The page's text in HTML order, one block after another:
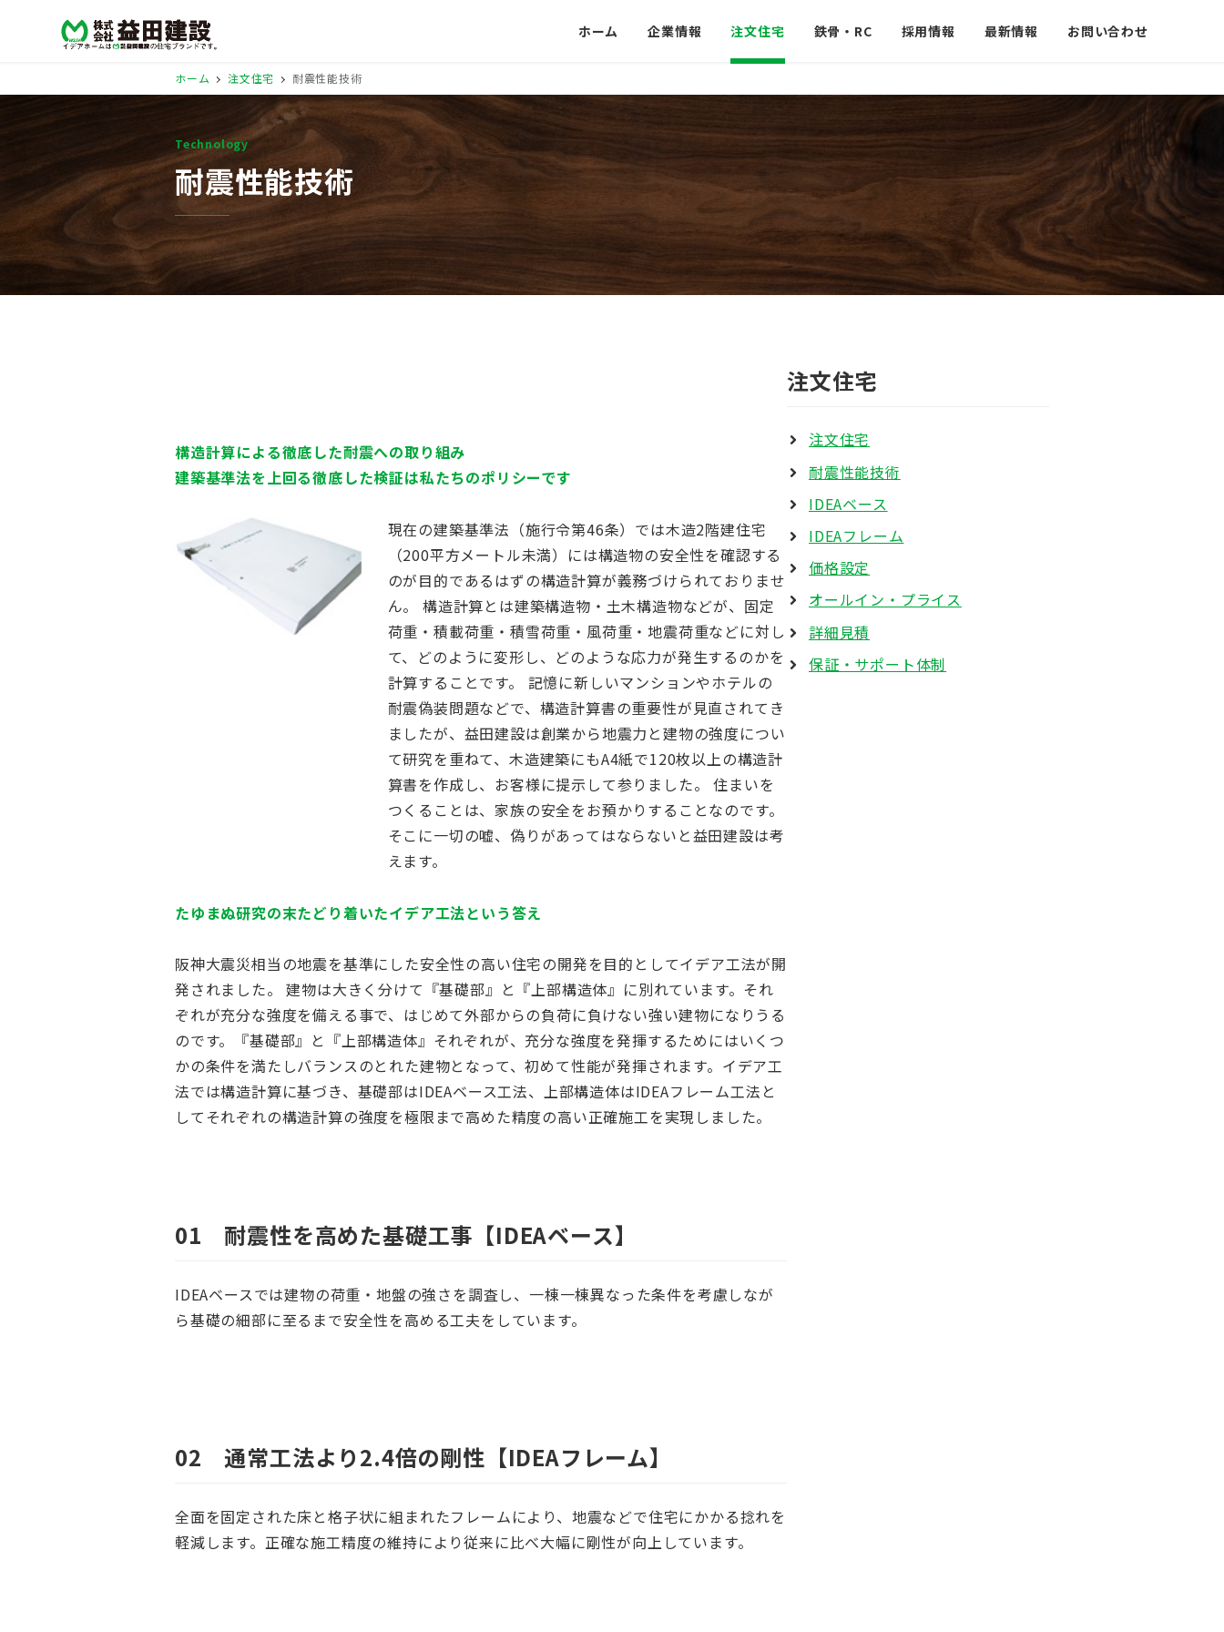
ホーム 企業情報 注文住宅 鉄骨・RC 採用情報 最新情報 お問い合わせ
ホーム 注文住宅 耐震性能技術
Technology
耐震性能技術
構造計算による徹底した耐震への取り組み
建築基準法を上回る徹底した検証は私たちのポリシーです
現在の建築基準法（施行令第46条）では木造2階建住宅
（200平方メートル未満）には構造物の安全性を確認する
のが目的であるはずの構造計算が義務づけられておりませ
ん。 構造計算とは建築構造物・土木構造物などが、固定
荷重・積載荷重・積雪荷重・風荷重・地震荷重などに対し
て、どのように変形し、どのような応力が発生するのかを
計算することです。 記憶に新しいマンションやホテルの
耐震偽装問題などで、構造計算書の重要性が見直されてき
ましたが、益田建設は創業から地震力と建物の強度につい
て研究を重ねて、木造建築にもA4紙で120枚以上の構造計
算書を作成し、お客様に提示して参りました。 住まいを
つくることは、家族の安全をお預かりすることなのです。
そこに一切の嘘、偽りがあってはならないと益田建設は考
えます。
たゆまぬ研究の末たどり着いたイデア工法という答え
阪神大震災相当の地震を基準にした安全性の高い住宅の開発を目的としてイデア工法が開
発されました。 建物は大きく分けて『基礎部』と『上部構造体』に別れています。それ
ぞれが充分な強度を備える事で、はじめて外部からの負荷に負けない強い建物になりうる
のです。『基礎部』と『上部構造体』それぞれが、充分な強度を発揮するためにはいくつ
かの条件を満たしバランスのとれた建物となって、初めて性能が発揮されます。イデア工
法では構造計算に基づき、基礎部はIDEAベース工法、上部構造体はIDEAフレーム工法と
してそれぞれの構造計算の強度を極限まで高めた精度の高い正確施工を実現しました。
01 耐震性を高めた基礎工事【IDEAベース】
IDEAベースでは建物の荷重・地盤の強さを調査し、一棟一棟異なった条件を考慮しなが
ら基礎の細部に至るまで安全性を高める工夫をしています。
02 通常工法より2.4倍の剛性【IDEAフレーム】
全面を固定された床と格子状に組まれたフレームにより、地震などで住宅にかかる捻れを
軽減します。正確な施工精度の維持により従来に比べ大幅に剛性が向上しています。
注文住宅
注文住宅
耐震性能技術
IDEAベース
IDEAフレーム
価格設定
オールイン・プライス
詳細見積
保証・サポート体制